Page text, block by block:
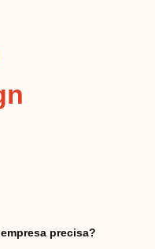
precisa?